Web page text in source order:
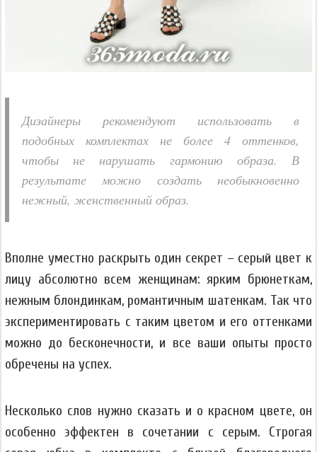
Дизайнеры рекомендуют использовать в
подобных комплектах не более 4 оттенков,
чтобы не нарушать гармонию образа. В
результате можно создать необыкновенно
нежный, женственный образ.
Вполне уместно раскрыть один секрет – серый цвет к
лицу абсолютно всем женщинам: ярким брюнеткам,
нежным блондинкам, романтичным шатенкам. Так что
экспериментировать с таким цветом и его оттенками
можно до бесконечности, и все ваши опыты просто
обречены на успех.
Несколько слов нужно сказать и о красном цвете, он
особенно эффектен в сочетании с серым. Строгая